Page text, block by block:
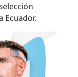
Ecuador.